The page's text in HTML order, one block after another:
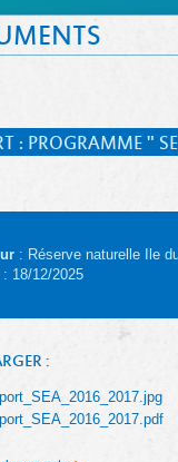
: PROGRAMME "
: Réserve naturelle Ile
: 18/12/2025
: